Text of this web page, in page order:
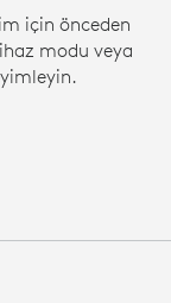
için önceden
modu veya